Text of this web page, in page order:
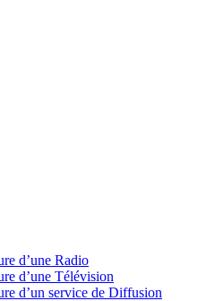
d’une Radio
d’une Télévision
d’un service de Diffusion